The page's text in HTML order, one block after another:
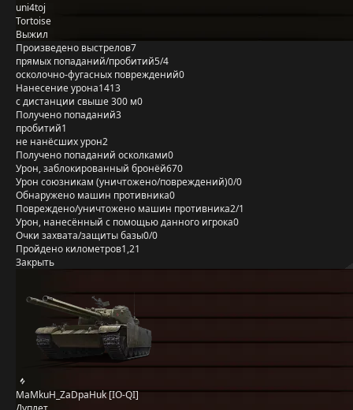
uni4toj
Tortoise
Выжил
Произведено выстрелов7
прямых попаданий/пробитий5/4
осколочно-фугасных повреждений0
Нанесение урона1413
с дистанции свыше 300 м0
Получено попаданий3
пробитий1
не нанёсших урон2
Получено попаданий осколками0
Урон, заблокированный бронёй670
Урон союзникам (уничтожено/повреждений)0/0
Обнаружено машин противника0
Повреждено/уничтожено машин противника2/1
Урон, нанесённый с помощью данного игрока0
Очки захвата/защиты базы0/0
Пройдено километров1,21
Закрыть
MaMkuH_ZaDpaHuk [IO-QI]